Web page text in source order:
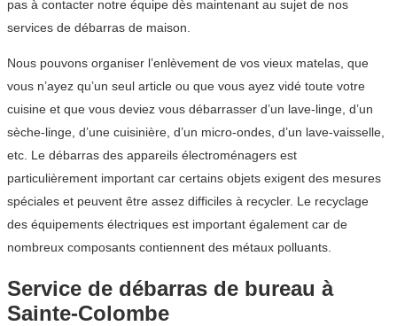
pas à contacter notre équipe dès maintenant au sujet de nos
services de débarras de maison.
Nous pouvons organiser l’enlèvement de vos vieux matelas, que
vous n’ayez qu’un seul article ou que vous ayez vidé toute votre
cuisine et que vous deviez vous débarrasser d’un lave-linge, d’un
sèche-linge, d’une cuisinière, d’un micro-ondes, d’un lave-vaisselle,
etc. Le débarras des appareils électroménagers est
particulièrement important car certains objets exigent des mesures
spéciales et peuvent être assez difficiles à recycler. Le recyclage
des équipements électriques est important également car de
nombreux composants contiennent des métaux polluants.
Service de débarras de bureau à
Sainte-Colombe